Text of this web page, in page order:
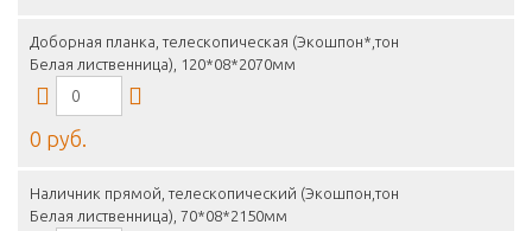
Доборная планка, телескопическая (Экошпон*,тон
Белая лиственница), 120*08*2070мм
0 руб.
Наличник прямой, телескопический (Экошпон,тон
Белая лиственница), 70*08*2150мм